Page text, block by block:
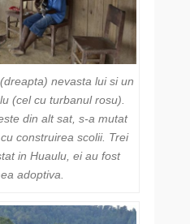
nevasta lui si un
(cel cu turbanul rosu).
din alt sat, s-a mutat
construirea scolii. Trei
in Huaulu, ei au fost
adoptiva.